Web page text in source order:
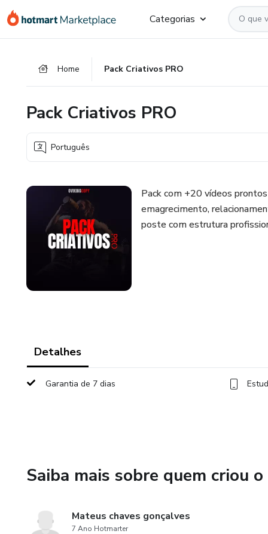
para
para
para
Categorias
Home Pack Criativos PRO
Pack Criativos PRO
Português
Pack com +20 vídeos
emagrecimento,
poste com estrutura
Detalhes
Garantia de 7 dias
Saiba mais sobre quem criou
Mateus chaves gonçalves
7 Ano Hotmarter